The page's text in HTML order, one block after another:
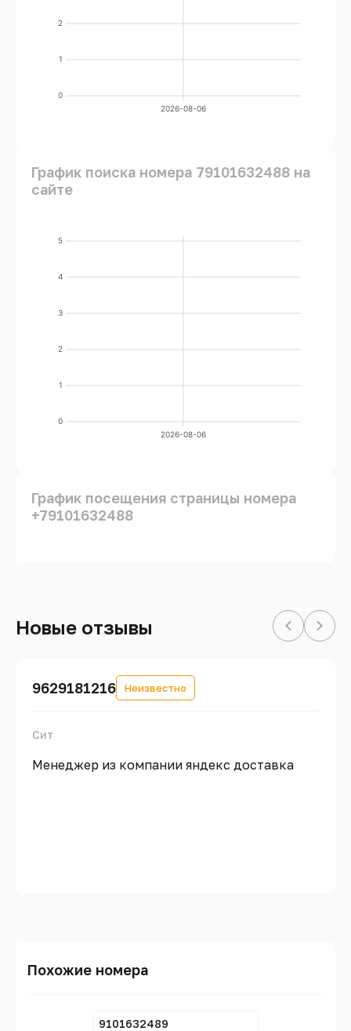
0
1
2
2026-08-06
График поиска номера 79101632488 на
сайте
0
1
2
3
4
5
2026-08-06
График посещения страницы номера
+79101632488
Новые отзывы
9629181216 Неизвестно
Сит
Менеджер из компании яндекс доставка
Похожие номера
9101632489